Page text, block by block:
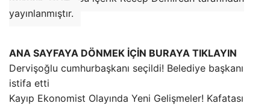
yayınlanmıştır.
ANA SAYFAYA DÖNMEK İÇİN BURAYA TIKLAYIN
Dervişoğlu cumhurbaşkanı seçildi! Belediye başkanı
istifa etti
Kayıp Ekonomist Olayında Yeni Gelişmeler! Kafatası